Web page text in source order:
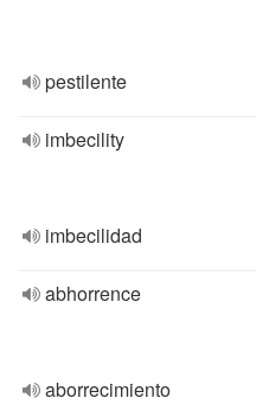
pestilente
imbecility
imbecilidad
abhorrence
aborrecimiento